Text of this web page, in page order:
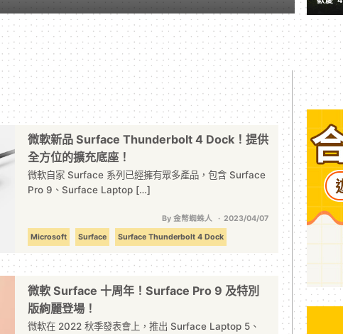
微軟新品 Surface Thunderbolt 4 Dock！提供
全方位的擴充底座！
微軟自家 Surface 系列已經擁有眾多產品，包含 Surface
Pro 9、Surface Laptop […]
By 金幣蜘蛛人
2023/04/07
Microsoft
Surface Surface Thunderbolt 4 Dock
微軟 Surface 十周年！Surface Pro 9 及特別
版絢麗登場！
微軟在 2022 秋季發表會上，推出 Surface Laptop 5、